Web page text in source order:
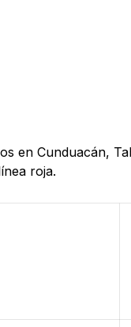
en Cunduacán,
roja.